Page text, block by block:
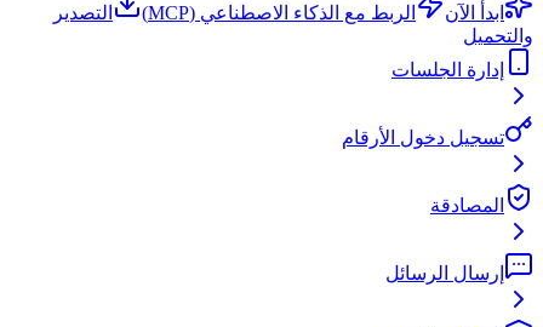
ابدأ الآن الربط مع الذكاء الاصطناعي (MCP)
التصدير
والتحميل
إدارة الجلسات
تسجيل دخول الأرقام
المصادقة
إرسال الرسائل